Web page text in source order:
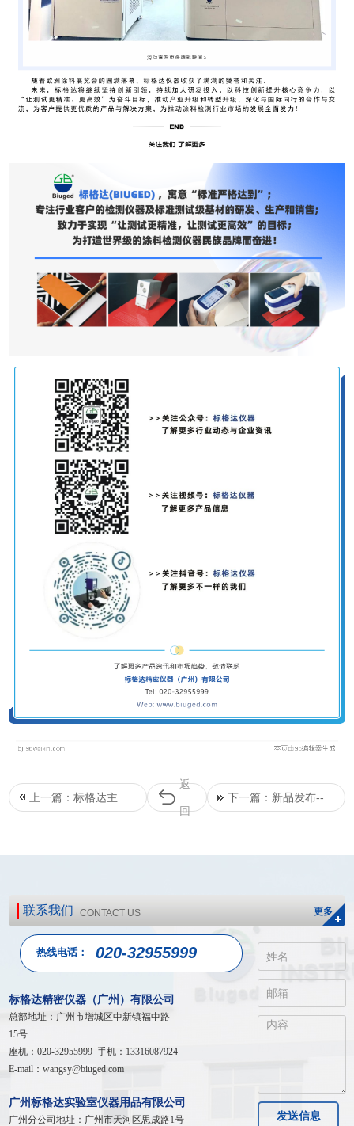
上一篇：标格达主导
返
回
下一篇：新品发布--智
联系我们 CONTACT US 更多
热线电话： 020-32955999
标格达精密仪器（广州）有限公司
总部地址：广州市增城区中新镇福中路
15号
座机：020-32955999 手机：13316087924
E-mail：wangsy@biuged.com
广州标格达实验室仪器用品有限公司
广州分公司地址：广州市天河区思成路1号 发送信息